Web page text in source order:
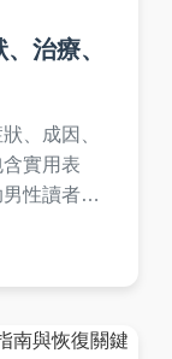
治療、
、成因、
實用表
性讀者全
疑慮的民